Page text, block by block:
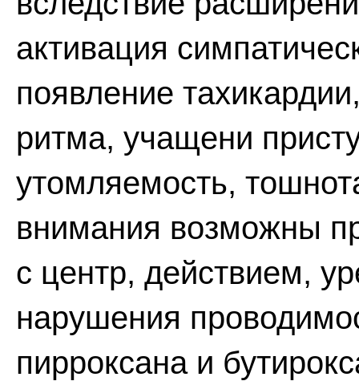
активация
появление
ритма, учащени
утомляемость,
внимания возможны
с центр, действием,
нарушения
пирроксана и